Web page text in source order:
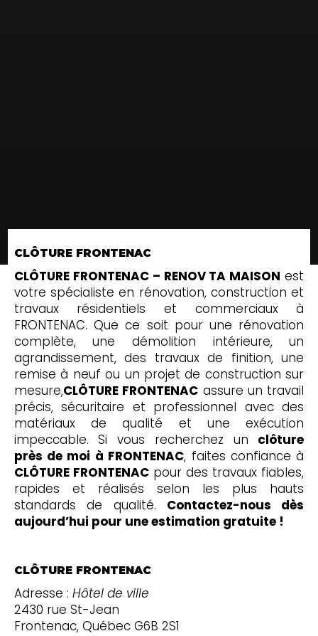
CLÔTURE FRONTENAC
CLÔTURE FRONTENAC – RENOV TA MAISON est
votre spécialiste en rénovation, construction et
travaux résidentiels et commerciaux à
FRONTENAC. Que ce soit pour une rénovation
complète, une démolition intérieure, un
agrandissement, des travaux de finition, une
remise à neuf ou un projet de construction sur
mesure,CLÔTURE FRONTENAC assure un travail
précis, sécuritaire et professionnel avec des
matériaux de qualité et une exécution
impeccable. Si vous recherchez un clôture
près de moi à FRONTENAC, faites confiance à
CLÔTURE FRONTENACpour des travaux fiables,
rapides et réalisés selon les plus hauts
standards de qualité. Contactez-nous dès
aujourd’hui pour une estimation gratuite !
CLÔTURE FRONTENAC
Adresse : Hôtel de ville
2430 rue St-Jean
Frontenac, Québec G6B 2S1